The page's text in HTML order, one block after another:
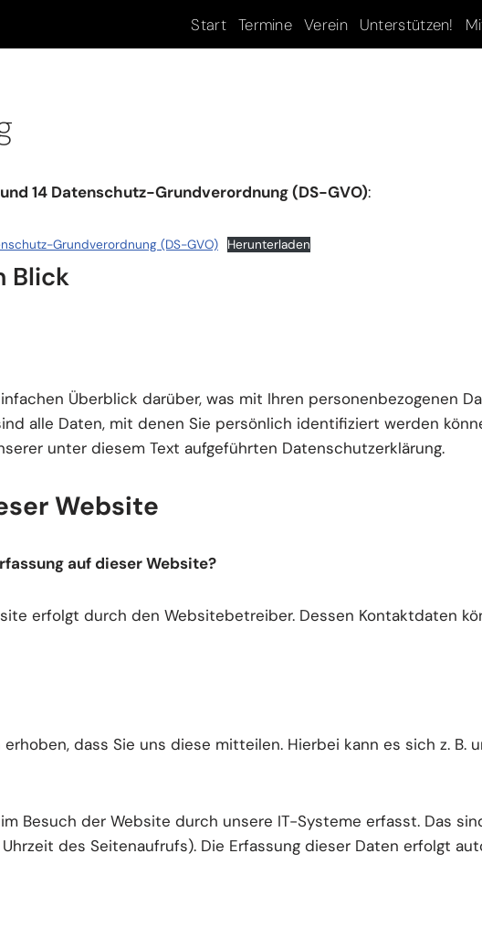
Start Termine Verein Unterstützen!
14 Datenschutz-Grundverordnung (DS-GVO):
Grundverordnung (DS-GVO) Herunterladen
Blick
Überblick darüber, was mit Ihren personenbezogenen
alle Daten, mit denen Sie persönlich identifiziert werden
unter diesem Text aufgeführten Datenschutzerklärung.
Website
auf dieser Website?
erfolgt durch den Websitebetreiber. Dessen Kontaktdaten
dass Sie uns diese mitteilen. Hierbei kann es sich z. B.
Besuch der Website durch unsere IT-Systeme erfasst. Das
des Seitenaufrufs). Die Erfassung dieser Daten erfolgt